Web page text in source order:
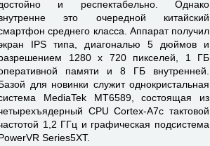
и респектабельно. Однако
это очередной китайский
среднего класса. Аппарат получил
IPS типа, диагональю 5 дюймов и
1280 х 720 пикселей, 1 ГБ
памяти и 8 ГБ внутренней.
для новинки служит однокристальная
MediaTek MT6589, состоящая из
CPU Cortex-A7с тактовой
1,2 ГГц и графическая подсистема
Series5XT.